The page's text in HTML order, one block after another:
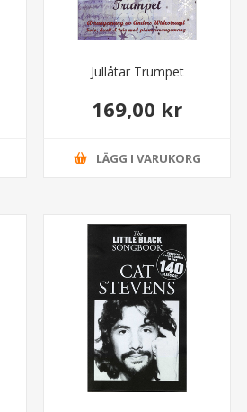
Jullåtar Trumpet
169,00 kr
LÄGG I VARUKORG